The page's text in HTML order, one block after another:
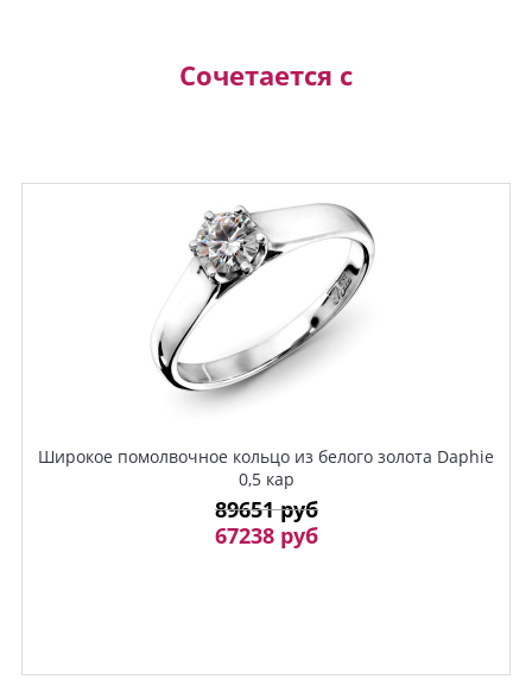
Сочетается с
Широкое помолвочное кольцо из белого золота Daphie
0,5 кар
89651 руб
67238 руб